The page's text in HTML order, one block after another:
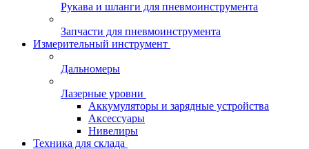
Рукава и шланги для пневмоинструмента
Запчасти для пневмоинструмента
Измерительный инструмент
Дальномеры
Лазерные уровни
Аккумуляторы и зарядные устройства
Аксессуары
Нивелиры
Техника для склада